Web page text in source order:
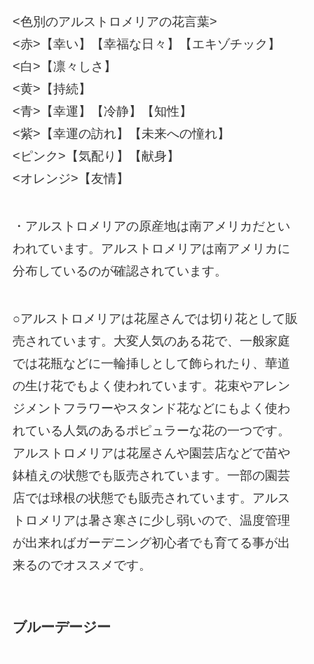
<色別のアルストロメリアの花言葉>
<赤>【幸い】【幸福な日々】【エキゾチック】
<白>【凛々しさ】
<黄>【持続】
<青>【幸運】【冷静】【知性】
<紫>【幸運の訪れ】【未来への憧れ】
<ピンク>【気配り】【献身】
<オレンジ>【友情】
・アルストロメリアの原産地は南アメリカだとい
われています。アルストロメリアは南アメリカに
分布しているのが確認されています。
○アルストロメリアは花屋さんでは切り花として販
売されています。大変人気のある花で、一般家庭
では花瓶などに一輪挿しとして飾られたり、華道
の生け花でもよく使われています。花束やアレン
ジメントフラワーやスタンド花などにもよく使わ
れている人気のあるポピュラーな花の一つです。
アルストロメリアは花屋さんや園芸店などで苗や
鉢植えの状態でも販売されています。一部の園芸
店では球根の状態でも販売されています。アルス
トロメリアは暑さ寒さに少し弱いので、温度管理
が出来ればガーデニング初心者でも育てる事が出
来るのでオススメです。
ブルーデージー